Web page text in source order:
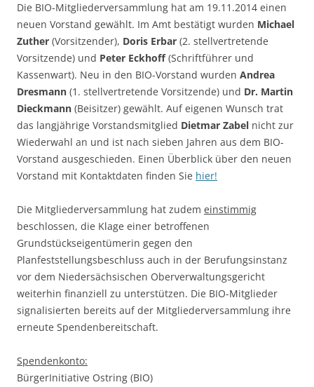
Die BIO-Mitgliederversammlung hat am 19.11.2014 einen
neuen Vorstand gewählt. Im Amt bestätigt wurden Michael
Zuther (Vorsitzender), Doris Erbar (2. stellvertretende
Vorsitzende) und Peter Eckhoff(Schriftführer und
Kassenwart). Neu in den BIO-Vorstand wurden Andrea
Dresmann (1. stellvertretende Vorsitzende) und Dr. Martin
Dieckmann (Beisitzer) gewählt. Auf eigenen Wunsch trat
das langjährige Vorstandsmitglied Dietmar Zabel nicht zur
Wiederwahl an und ist nach sieben Jahren aus dem BIO-
Vorstand ausgeschieden. Einen Überblick über den neuen
Vorstand mit Kontaktdaten finden Sie hier!
Die Mitgliederversammlung hat zudem einstimmig
beschlossen, die Klage einer betroffenen
Grundstückseigentümerin gegen den
Planfeststellungsbeschluss auch in der Berufungsinstanz
vor dem Niedersächsischen Oberverwaltungsgericht
weiterhin finanziell zu unterstützen. Die BIO-Mitglieder
signalisierten bereits auf der Mitgliederversammlung ihre
erneute Spendenbereitschaft.
Spendenkonto:
BürgerInitiative Ostring (BIO)